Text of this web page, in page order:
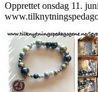
Opprettet onsdag 11.